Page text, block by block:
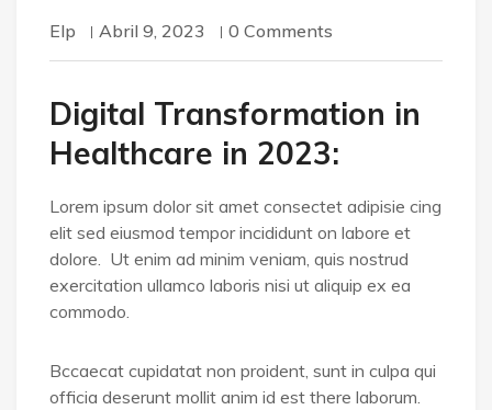
Elp Abril 9, 2023 0 Comments
Digital Transformation in
Healthcare in 2023:
Lorem ipsum dolor sit amet consectet adipisie cing
elit sed eiusmod tempor incididunt on labore et
dolore. Ut enim ad minim veniam, quis nostrud
exercitation ullamco laboris nisi ut aliquip ex ea
commodo.
Bccaecat cupidatat non proident, sunt in culpa qui
officia deserunt mollit anim id est there laborum.